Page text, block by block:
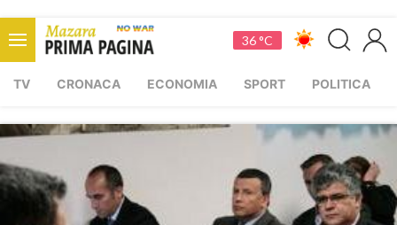
36 °C
TV CRONACA ECONOMIA SPORT POLITICA